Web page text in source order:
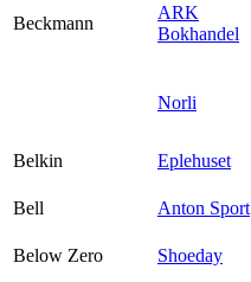
Beckmann
ARK
Bokhandel
Norli
Belkin
Eplehuset
Bell
Anton Sport
Below Zero
Shoeday